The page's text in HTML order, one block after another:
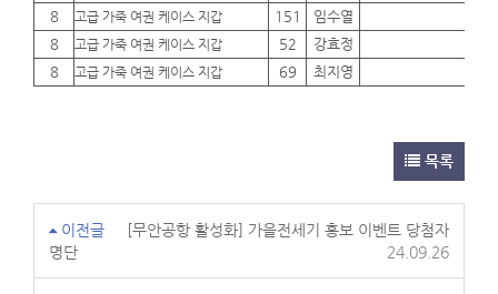
8
고급 가죽 여권 케이스 지갑 151 임수열
8
고급 가죽 여권 케이스 지갑 52 강효정
8
고급 가죽 여권 케이스 지갑 69 최지영
목록
이전글
[무안공항 활성화] 가을전세기 홍보 이벤트 당첨자
명단
24.09.26